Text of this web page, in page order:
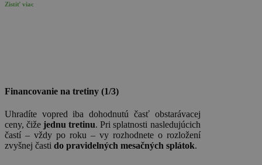
Zistiť viac
Financovanie na tretiny (1/3)
Uhradíte vopred iba dohodnutú časť obstarávacej
ceny, čiže jednu tretinu. Pri splatnosti nasledujúcich
častí – vždy po roku – vy rozhodnete o rozložení
zvyšnej časti do pravidelných mesačných splátok.